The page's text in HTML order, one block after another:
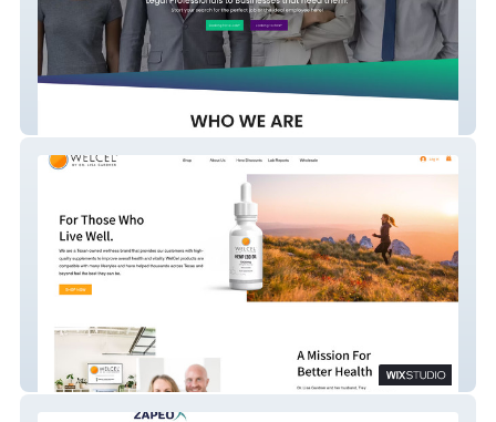
WelCel